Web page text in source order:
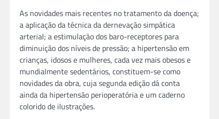
As novidades mais recentes no tratamento da doença;
a aplicação da técnica da dernevação simpática
arterial; a estimulação dos baro-receptores para
diminuição dos níveis de pressão; a hipertensão em
crianças, idosos e mulheres, cada vez mais obesos e
mundialmente sedentários, constituem-se como
novidades da obra, cuja segunda edição dá conta
ainda da hipertensão perioperatória e um caderno
colorido de ilustrações.